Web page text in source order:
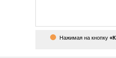
Нажимая на кнопку